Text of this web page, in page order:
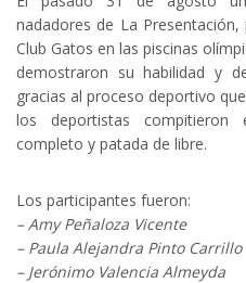
nadadores de La
Club Gatos en las piscinas
demostraron su habilidad y
gracias al proceso deportivo
los deportistas
completo y patada de libre.
Los participantes fueron:
– Amy Peñaloza Vicente
– Paula Alejandra Pinto Carrillo
– Jerónimo Valencia Almeyda